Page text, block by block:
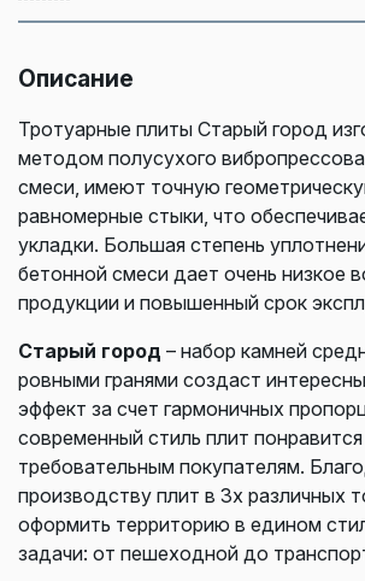
Описание
Тротуарные плиты Старый город
методом полусухого
смеси, имеют точную
равномерные стыки, что
укладки. Большая степень
бетонной смеси дает очень низкое
продукции и повышенный срок
Старый город – набор камней
ровными гранями создаст
эффект за счет гармоничных
современный стиль плит
требовательным покупателям.
производству плит в 3х различных
оформить территорию в едином
задачи: от пешеходной до